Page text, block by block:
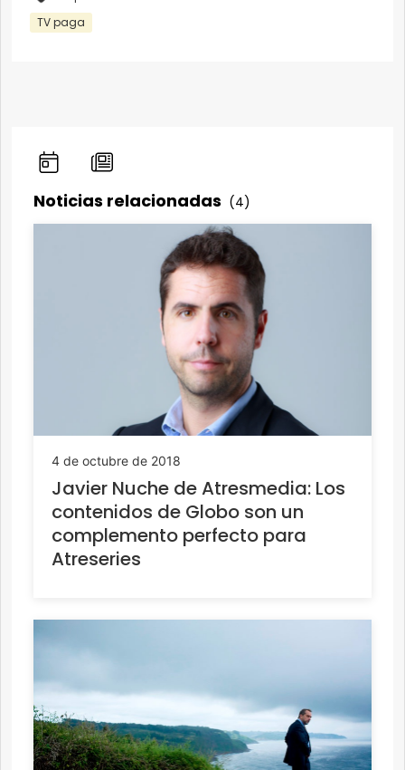
TV paga
Noticias relacionadas (4)
4 de octubre de 2018
Javier Nuche de Atresmedia: Los
contenidos de Globo son un
complemento perfecto para
Atreseries